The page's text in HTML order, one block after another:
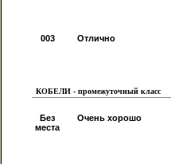
003 Отлично
КОБЕЛИ - промежуточный класс
Без
места
Очень хорошо